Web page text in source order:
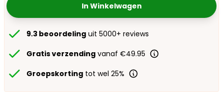
In Winkelwagen
9.3 beoordeling uit 5000+ reviews
Gratis verzending vanaf €49.95
Groepskorting tot wel 25%